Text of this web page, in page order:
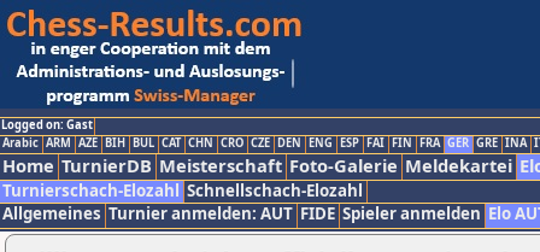
Logged on: Gast
Arabic ARM AZE BIH BUL CAT CHN CRO CZE DEN ENG ESP FAI FIN FRA GER GRE INA
Home TurnierDB Meisterschaft Foto-Galerie Meldekartei
Turnierschach-Elozahl Schnellschach-Elozahl
Allgemeines Turnier anmelden: AUT FIDE Spieler anmelden Elo